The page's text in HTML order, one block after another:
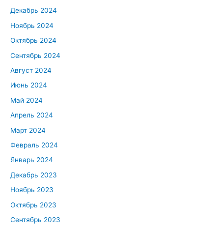
Декабрь 2024
Ноябрь 2024
Октябрь 2024
Сентябрь 2024
Август 2024
Июнь 2024
Май 2024
Апрель 2024
Март 2024
Февраль 2024
Январь 2024
Декабрь 2023
Ноябрь 2023
Октябрь 2023
Сентябрь 2023